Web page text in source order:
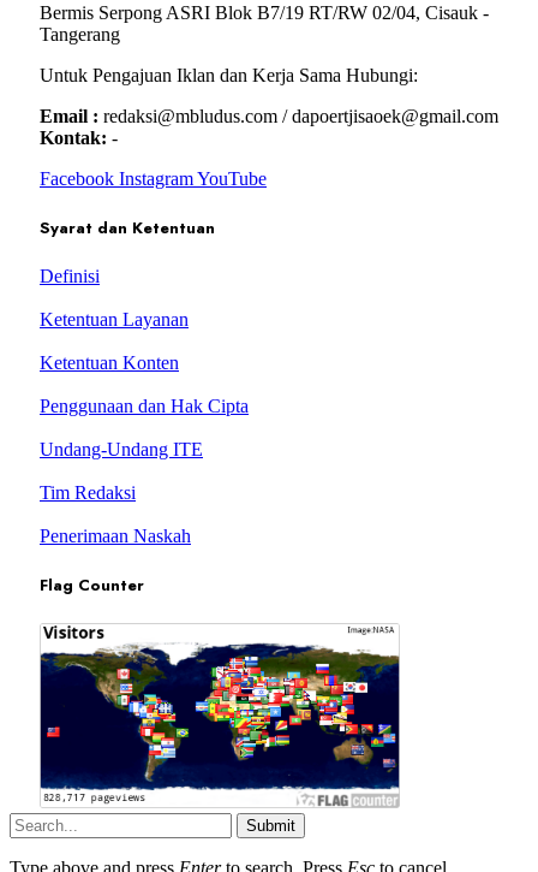
Bermis Serpong ASRI Blok B7/19 RT/RW 02/04, Cisauk -
Tangerang
Untuk Pengajuan Iklan dan Kerja Sama Hubungi:
Email : redaksi@mbludus.com / dapoertjisaoek@gmail.com
Kontak: -
Facebook InstagramYouTube
Syarat dan Ketentuan
Definisi
Ketentuan Layanan
Ketentuan Konten
Penggunaan dan Hak Cipta
Undang-Undang ITE
Tim Redaksi
Penerimaan Naskah
Flag Counter
Submit
Type above and press Enterto search. Press Esc to cancel.